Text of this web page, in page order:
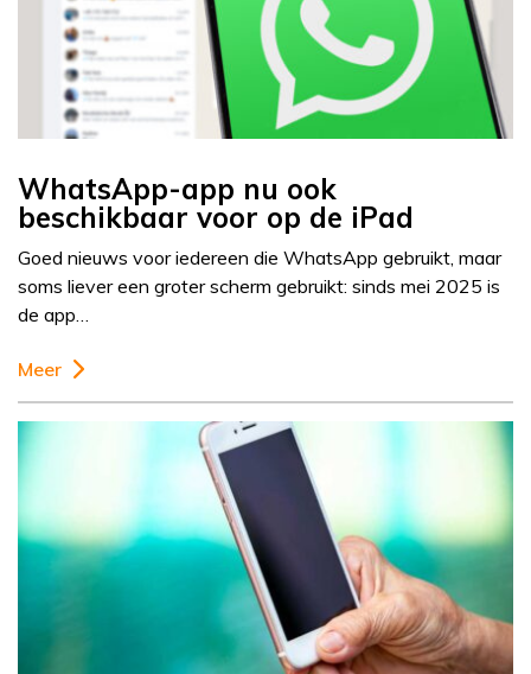
WhatsApp-app nu ook
beschikbaar voor op de iPad
Goed nieuws voor iedereen die WhatsApp gebruikt, maar
soms liever een groter scherm gebruikt: sinds mei 2025 is
de app…
Meer